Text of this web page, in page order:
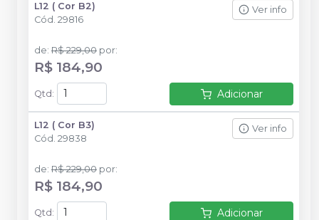
L12 ( Cor B2)
Cód. 29816
Ver info
de: R$ 229,00 por:
R$ 184,90
Qtd : Adicionar
L12 ( Cor B3)
Cód. 29838
Ver info
de: R$ 229,00 por:
R$ 184,90
Qtd : Adicionar